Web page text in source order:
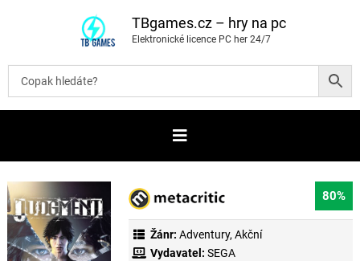
t
b
TBgames.cz – hry na pc
Elektronické licence PC her 24/7
80%
Žánr: Adventury, Akční
Vydavatel: SEGA